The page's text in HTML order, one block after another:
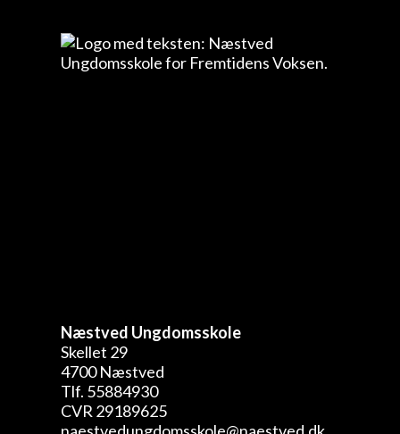
Næstved Ungdomsskole
Skellet 29
4700 Næstved
Tlf. 55884930
CVR 29189625